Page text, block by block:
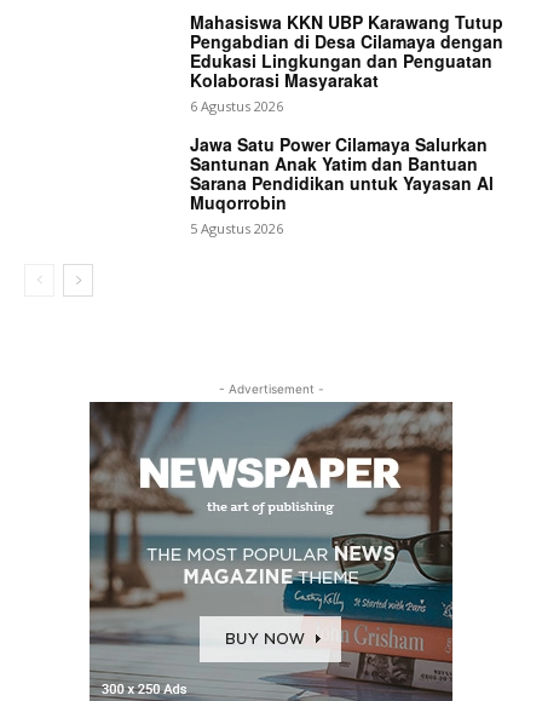
Mahasiswa KKN UBP Karawang Tutup
Pengabdian di Desa Cilamaya dengan
Edukasi Lingkungan dan Penguatan
Kolaborasi Masyarakat
6 Agustus 2026
Jawa Satu Power Cilamaya Salurkan
Santunan Anak Yatim dan Bantuan
Sarana Pendidikan untuk Yayasan Al
Muqorrobin
5 Agustus 2026
- Advertisement -